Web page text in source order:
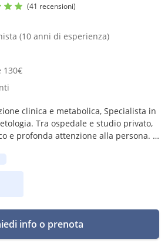
(41 recensioni)
(10 anni di esperienza)
130€
clinica e metabolica, Specialista in
Tra ospedale e studio privato,
e profonda attenzione alla persona. Il
info o prenota